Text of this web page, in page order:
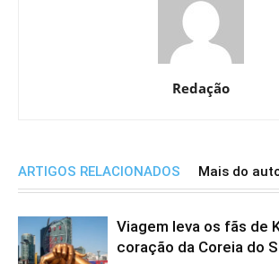
Redação
ARTIGOS RELACIONADOS Mais do
Viagem leva os fãs de
coração da Coreia do